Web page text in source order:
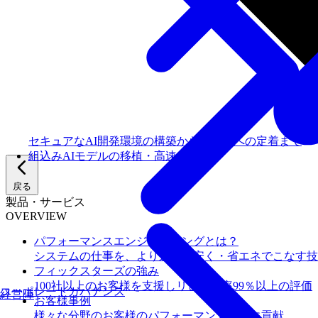
戻る
製品・サービス
OVERVIEW
パフォーマンスエンジニアリングとは？
システムの仕事を、より速く・安く・省エネでこなす
フィックスターズの​強み
100社以上のお客様を支援しリピート率99％以上の評価
お客様事例
様々な分野のお客様のパフォーマンス向上に貢献
経営陣
セキュアなAI開発環境の構築からチームへの定着まで
組込みAIモデルの移植・高速化
コーポレートガバナンス